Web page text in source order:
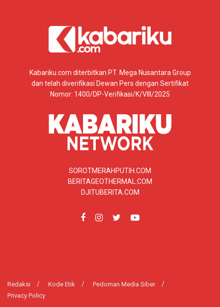
Kabariku.com diterbitkan PT. Mega Nusantara Group
dan telah diverifikasi Dewan Pers dengan Sertifikat
Nomor: 1400/DP-Verifikasi/K/VIII/2025
SOROTMERAHPUTIH.COM
BERITAGEOTHERMAL.COM
DJITUBERITA.COM
Redaksi Kode Etik
Pedoman Media Siber
Privacy Policy